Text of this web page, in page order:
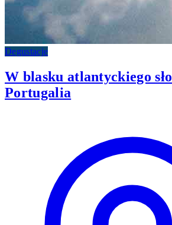
Degustacje
W blasku atlantyckiego
Portugalia